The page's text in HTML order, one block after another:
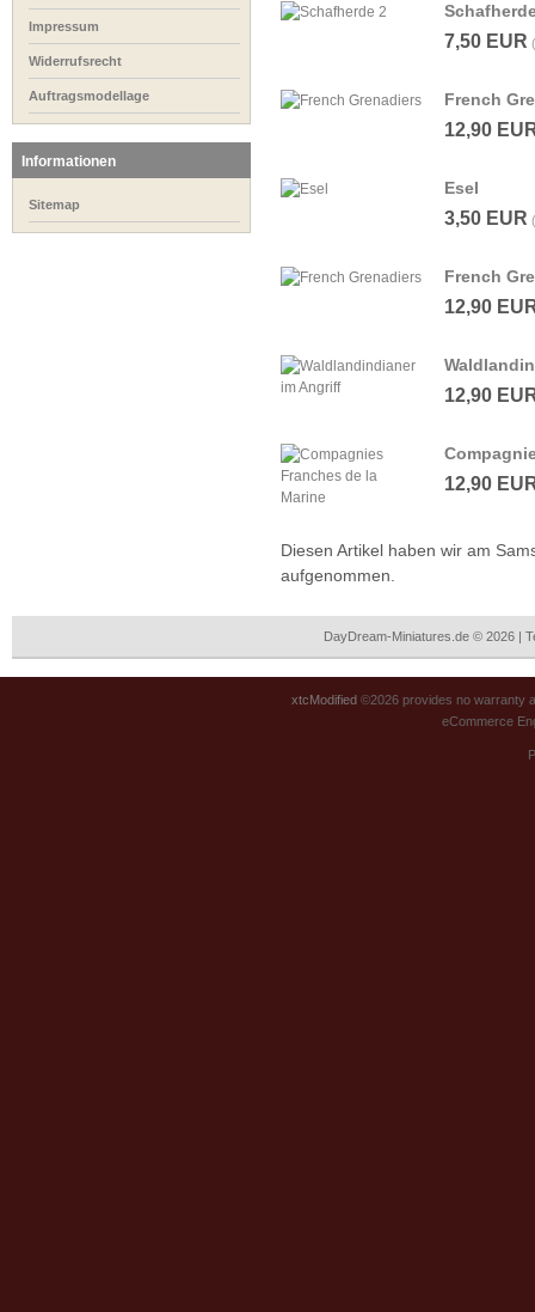
Impressum
Widerrufsrecht
Auftragsmodellage
Informationen
Sitemap
7,50 EUR
French
12,90
Esel
3,50 EUR
French
12,90
12,90
12,90
Diesen Artikel haben wir am
aufgenommen.
DayDream-Miniatures.de © 2026 |
xtcModified ©2026 provides no warranty
eCommerce